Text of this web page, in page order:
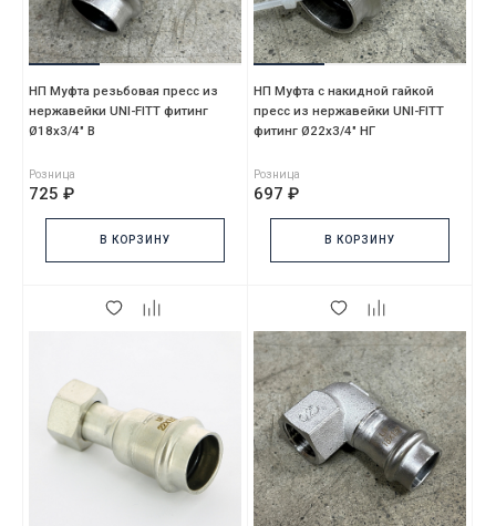
НП Муфта резьбовая пресс из
нержавейки UNI-FITT фитинг
Ø18x3/4" В
Розница
725 ₽
В КОРЗИНУ
НП Муфта с накидной гайкой
пресс из нержавейки UNI-FITT
фитинг Ø22x3/4" НГ
Розница
697 ₽
В КОРЗИНУ